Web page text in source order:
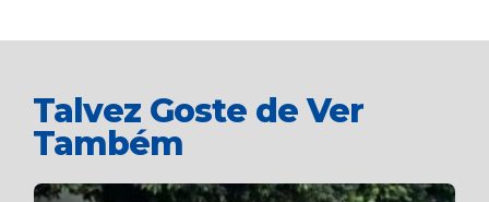
Talvez Goste de Ver
Também